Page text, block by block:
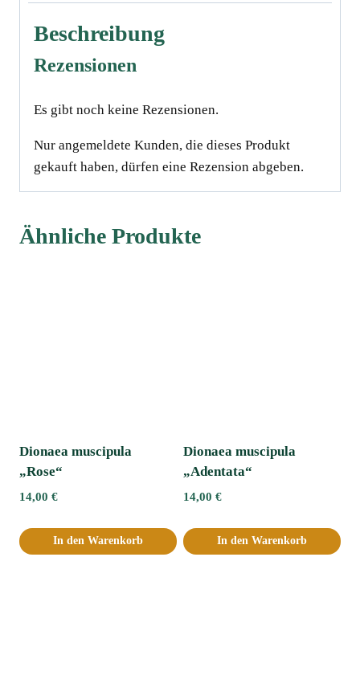
Beschreibung
Rezensionen
Es gibt noch keine Rezensionen.
Nur angemeldete Kunden, die dieses Produkt
gekauft haben, dürfen eine Rezension abgeben.
Ähnliche Produkte
Dionaea muscipula
„Rose“
14,00 €
In den Warenkorb
Dionaea muscipula
„Adentata“ﾠ
14,00 €
In den Warenkorb